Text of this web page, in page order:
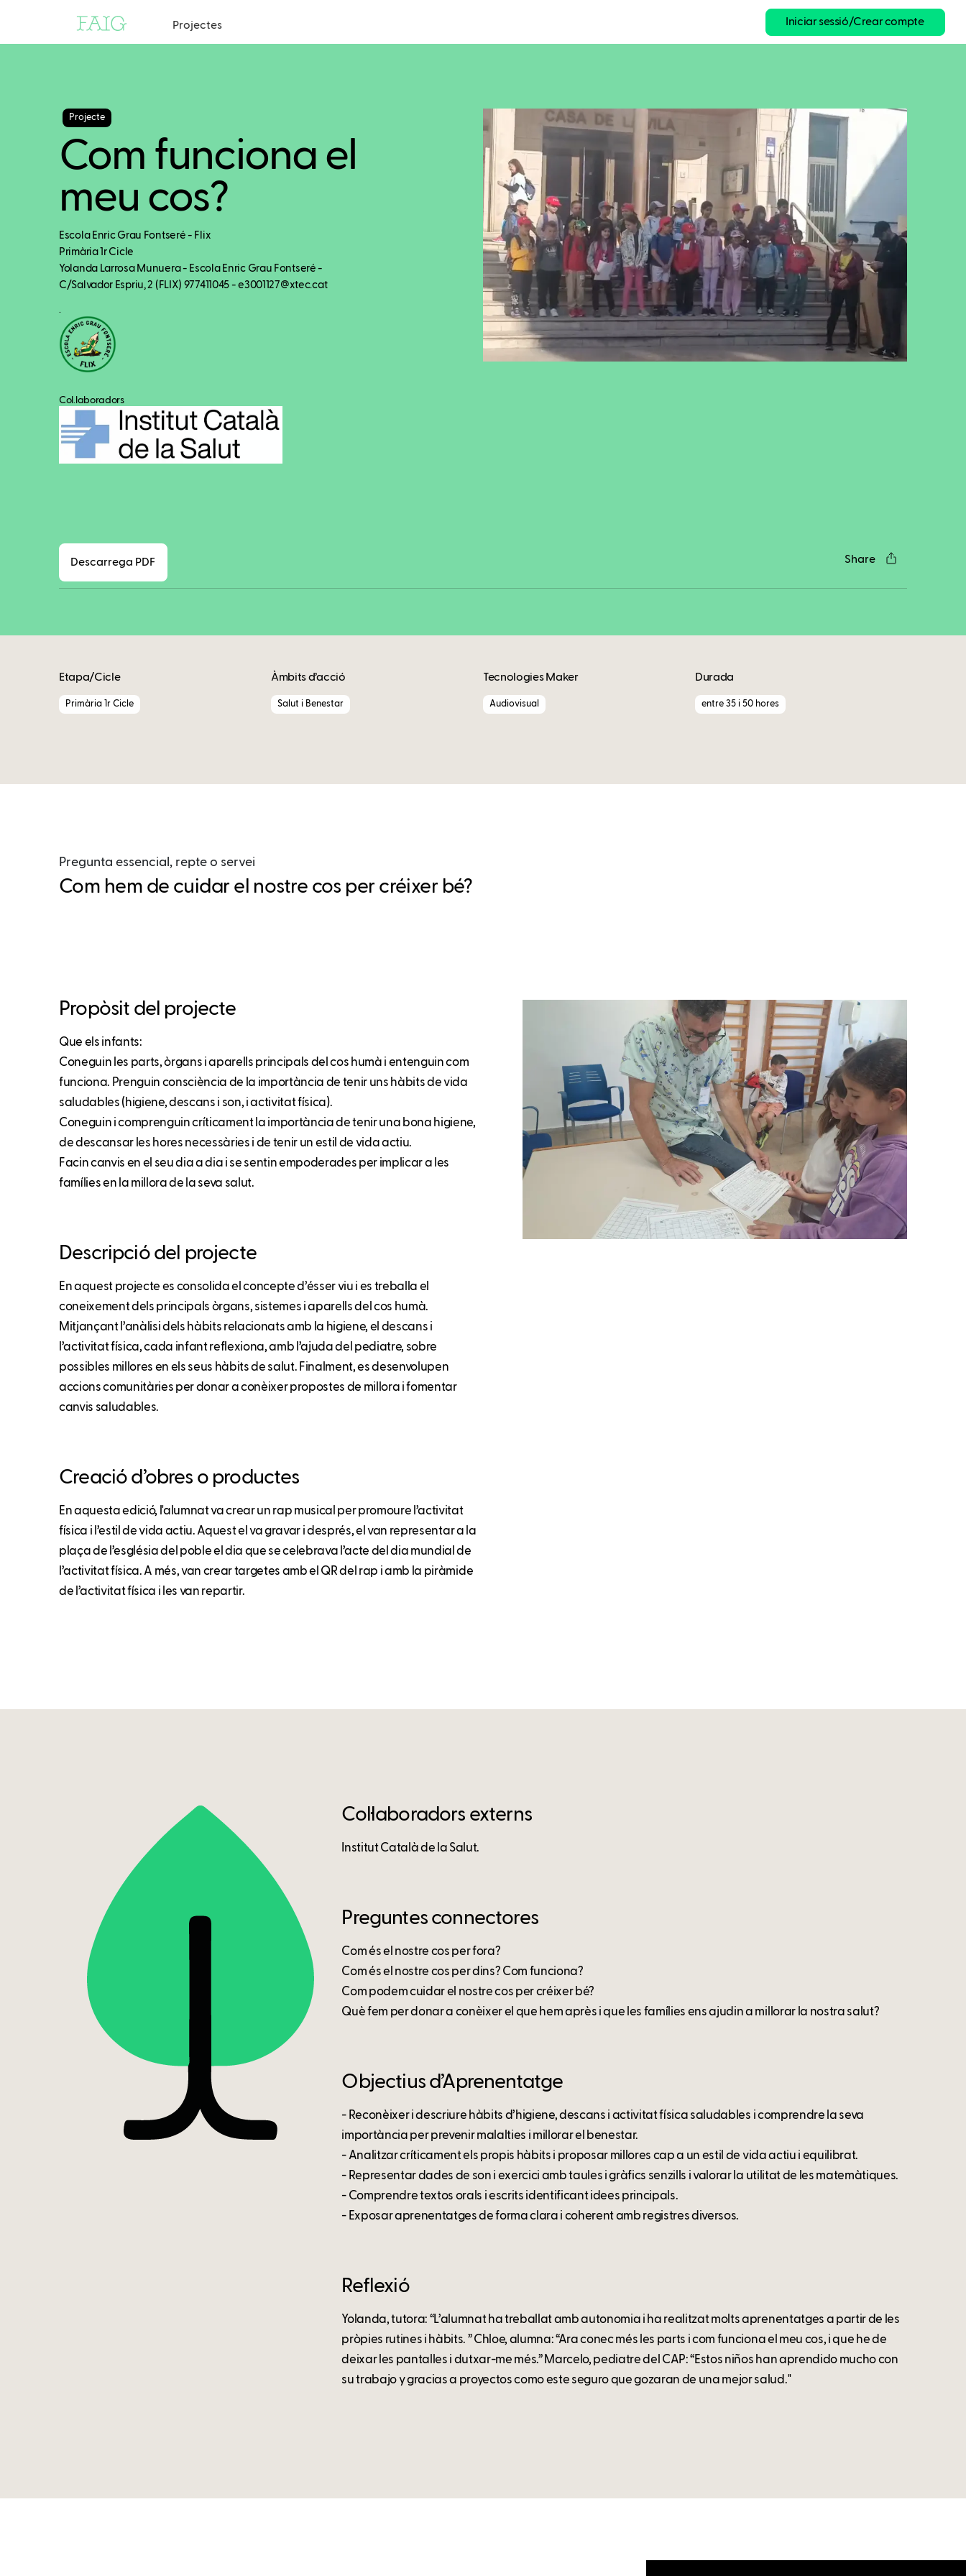
Projectes Iniciar sessió/Crear compte
Projecte
Com funciona el
meu cos?
Escola Enric Grau Fontseré - Flix
Primària 1r Cicle
Yolanda Larrosa Munuera - Escola Enric Grau Fontseré -
C/Salvador Espriu, 2 (FLIX) 977411045 - e3001127@xtec.cat
Col.laboradors
Descarrega PDF Share
Etapa/Cicle
Primària 1r Cicle
Àmbits d’acció
Salut i Benestar
Tecnologies Maker
Audiovisual
Durada
entre 35 i 50 hores
Pregunta essencial, repte o servei
Com hem de cuidar el nostre cos per créixer bé?
Propòsit del projecte
Que els infants:
Coneguin les parts, òrgans i aparells principals del cos humà i entenguin com
funciona. Prenguin consciència de la importància de tenir uns hàbits de vida
saludables (higiene, descans i son, i activitat física).
Coneguin i comprenguin críticament la importància de tenir una bona higiene,
de descansar les hores necessàries i de tenir un estil de vida actiu.
Facin canvis en el seu dia a dia i se sentin empoderades per implicar a les
famílies en la millora de la seva salut.
Descripció del projecte
En aquest projecte es consolida el concepte d’ésser viu i es treballa el
coneixement dels principals òrgans, sistemes i aparells del cos humà.
Mitjançant l’anàlisi dels hàbits relacionats amb la higiene, el descans i
l’activitat física, cada infant reflexiona, amb l’ajuda del pediatre, sobre
possibles millores en els seus hàbits de salut. Finalment, es desenvolupen
accions comunitàries per donar a conèixer propostes de millora i fomentar
canvis saludables.
Creació d’obres o productes
En aquesta edició, l'alumnat va crear un rap musical per promoure l’activitat
física i l’estil de vida actiu. Aquest el va gravar i després, el van representar a la
plaça de l’església del poble el dia que se celebrava l’acte del dia mundial de
l’activitat física. A més, van crear targetes amb el QR del rap i amb la piràmide
de l’activitat física i les van repartir.
Col·laboradors externs
Institut Català de la Salut.
Preguntes connectores
Com és el nostre cos per fora?
Com és el nostre cos per dins? Com funciona?
Com podem cuidar el nostre cos per créixer bé?
Què fem per donar a conèixer el que hem après i que les famílies ens ajudin a millorar la nostra salut?
Objectius d’Aprenentatge
- Reconèixer i descriure hàbits d’higiene, descans i activitat física saludables i comprendre la seva
importància per prevenir malalties i millorar el benestar.
- Analitzar críticament els propis hàbits i proposar millores cap a un estil de vida actiu i equilibrat.
- Representar dades de son i exercici amb taules i gràfics senzills i valorar la utilitat de les matemàtiques.
- Comprendre textos orals i escrits identificant idees principals.
- Exposar aprenentatges de forma clara i coherent amb registres diversos.
Reflexió
Yolanda, tutora: “L’alumnat ha treballat amb autonomia i ha realitzat molts aprenentatges a partir de les
pròpies rutines i hàbits. ” Chloe, alumna: “Ara conec més les parts i com funciona el meu cos, i que he de
deixar les pantalles i dutxar-me més.” Marcelo, pediatre del CAP: “Estos niños han aprendido mucho con
su trabajo y gracias a proyectos como este seguro que gozaran de una mejor salud."